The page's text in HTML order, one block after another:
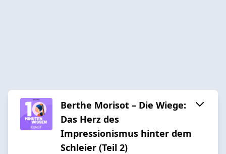
Berthe Morisot – Die Wiege:
Das Herz des
Impressionismus hinter dem
Schleier (Teil 2)